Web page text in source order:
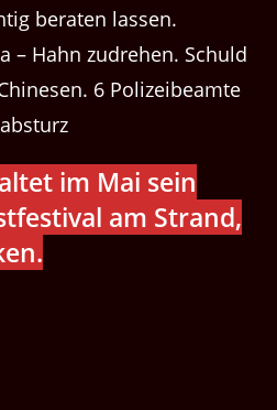
beraten lassen.
– Hahn zudrehen. Schuld
6 Polizeibeamte
im Mai sein
am Strand,